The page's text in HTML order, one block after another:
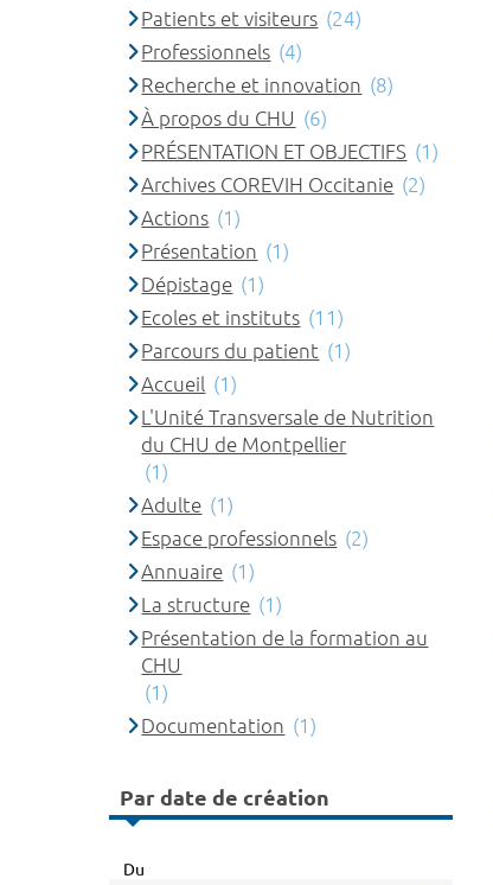
Patients et visiteurs (24)
Professionnels (4)
Recherche et innovation (8)
À propos du CHU (6)
PRÉSENTATION ET OBJECTIFS (1)
Archives COREVIH Occitanie (2)
Actions (1)
Présentation (1)
Dépistage (1)
Ecoles et instituts (11)
Parcours du patient (1)
Accueil (1)
L'Unité Transversale de Nutrition
du CHU de Montpellier
(1)
Adulte (1)
Espace professionnels (2)
Annuaire (1)
La structure (1)
Présentation de la formation au
CHU
(1)
Documentation (1)
Par date de création
Du